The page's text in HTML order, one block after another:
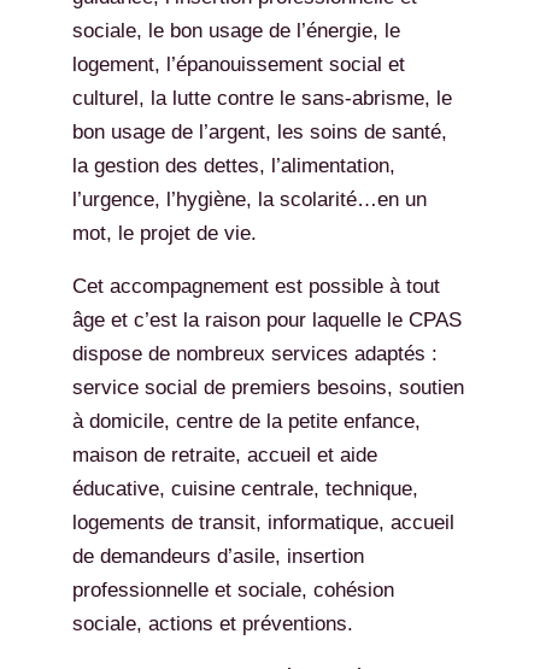
sociale, le bon usage de l’énergie, le
logement, l’épanouissement social et
culturel, la lutte contre le sans-abrisme, le
bon usage de l’argent, les soins de santé,
la gestion des dettes, l’alimentation,
l’urgence, l’hygiène, la scolarité…en un
mot, le projet de vie.
Cet accompagnement est possible à tout
âge et c’est la raison pour laquelle le CPAS
dispose de nombreux services adaptés :
service social de premiers besoins, soutien
à domicile, centre de la petite enfance,
maison de retraite, accueil et aide
éducative, cuisine centrale, technique,
logements de transit, informatique, accueil
de demandeurs d’asile, insertion
professionnelle et sociale, cohésion
sociale, actions et préventions.